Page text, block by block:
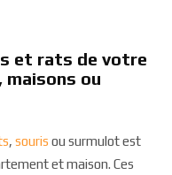
et rats de votre
ou
, souris ou surmulot est
et maison. Ces